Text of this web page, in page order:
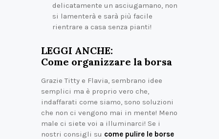
delicatamente un asciugamano, non
si lamenterà e sarà più facile
rientrare a casa senza pianti!
LEGGI ANCHE:
Come organizzare la borsa
Grazie Titty e Flavia, sembrano idee
semplici ma è proprio vero che,
indaffarati come siamo, sono soluzioni
che non ci vengono mai in mente! Meno
male ci siete voi a illuminarci! Se i
nostri consigli su come pulire le borse